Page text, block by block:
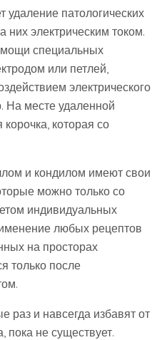
удаление патологических
них электрическим током.
специальных
или петлей,
электрического
На месте удаленной
которая со
и кондилом имеют свои
можно только со
индивидуальных
любых рецептов
на просторах
только после
раз и навсегда избавят от
пока не существует.